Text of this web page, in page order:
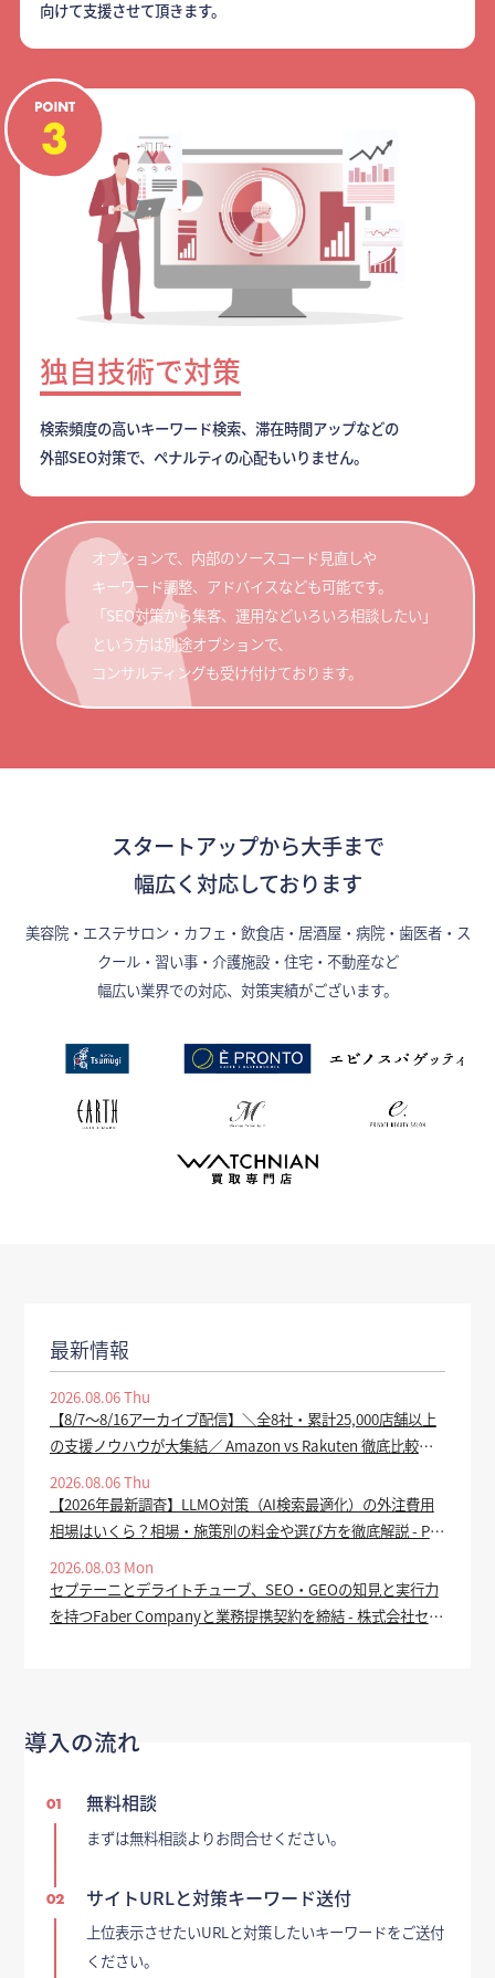
向けて支援させて頂きます。
独自技術で対策
検索頻度の高いキーワード検索、滞在時間アップなどの
外部SEO対策で、ペナルティの心配もいりません。
オプションで、内部のソースコード見直しや
キーワード調整、アドバイスなども可能です。
「SEO対策から集客、運用などいろいろ相談したい」
という方は別途オプションで、
コンサルティングも受け付けております。
スタートアップから大手まで
幅広く対応しております
美容院・エステサロン・カフェ・飲食店・居酒屋・病院・歯医者・ス
クール・習い事・介護施設・住宅・不動産など
幅広い業界での対応、対策実績がございます。
最新情報
2026.08.06 Thu
【8/7～8/16アーカイブ配信】＼全8社・累計25,000店舗以上
の支援ノウハウが大集結／ Amazon vs Rakuten 徹底比較
2026 ー 上半期振り返り＆下半期で売上を伸ばす SEO・広
告・セール対策 ー - ECのミカタ
2026.08.06 Thu
【2026年最新調査】LLMO対策（AI検索最適化）の外注費用
相場はいくら？相場・施策別の料金や選び方を徹底解説 - PR
2026.08.03 Mon
セプテーニとデライトチューブ、SEO・GEOの知見と実行力
を持つFaber Companyと業務提携契約を締結 - 株式会社セプ
導入の流れ
01 無料相談
まずは無料相談よりお問合せください。
02 サイトURLと対策キーワード送付
上位表示させたいURLと対策したいキーワードをご送付
ください。